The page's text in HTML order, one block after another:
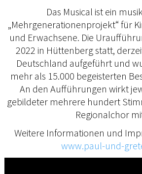
Das Musical ist ein
„Mehrgenerationenprojekt“ für
und Erwachsene. Die
2022 in Hüttenberg statt,
Deutschland aufgeführt und
mehr als 15.000 begeisterten
An den Aufführungen wirkt
gebildeter mehrere hundert
Regionalchor
Weitere Informationen und
www.paul-und-